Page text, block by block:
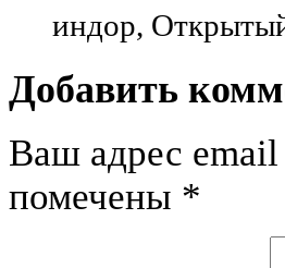
индор,
Добавить
Ваш адрес email
помечены *